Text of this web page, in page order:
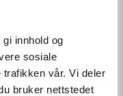
innhold og
sosiale
trafikken vår. Vi deler
bruker nettstedet